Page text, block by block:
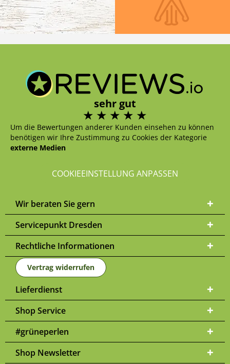
sehr gut
Um die Bewertungen anderer Kunden einsehen zu können
benötigen wir Ihre Zustimmung zu Cookies der Kategorie
externe Medien
COOKIEEINSTELLUNG ANPASSEN
Wir beraten Sie gern
Servicepunkt Dresden
Rechtliche Informationen
Vertrag widerrufen
Lieferdienst
Shop Service
#grüneperlen
Shop Newsletter